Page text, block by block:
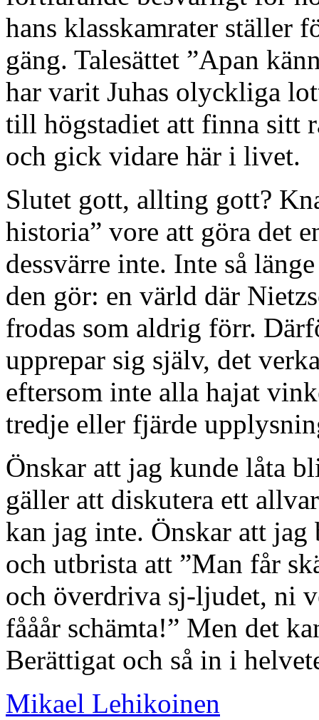
hans klasskamrater ställer
gäng. Talesättet ”Apan
har varit Juhas olyckliga
till högstadiet att finna sitt
och gick vidare här i livet.
Slutet gott, allting gott?
historia” vore att göra det
dessvärre inte. Inte så
den gör: en värld där
frodas som aldrig förr.
upprepar sig själv, det
eftersom inte alla hajat
tredje eller fjärde
Önskar att jag kunde låta
gäller att diskutera ett
kan jag inte. Önskar att
och utbrista att ”Man får
och överdriva sj-ljudet, ni
fååår schämta!” Men det
Berättigat och så in i
Mikael Lehikoinen